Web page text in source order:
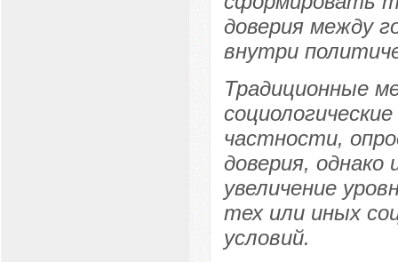
доверия между
внутри
Традиционные
частности,
доверия, однако
увеличение
тех или иных
условий.